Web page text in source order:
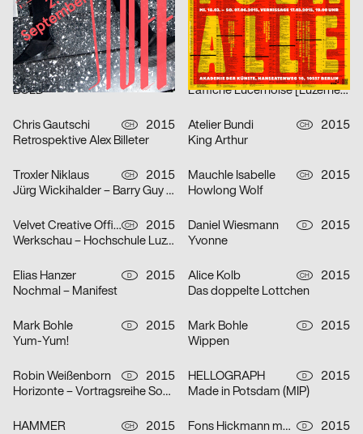
Paula Troxler CH
2015
Jazz Festival Willisau 2015
hesign D
2015
Design x Taipei
Präsens Büro
2015
BOLD
Präsens Büro CH
2015
L’affiche Lucernoise [Luzerner Plakate]
Chris Gautschi CH
2015
Retrospektive Alex Billeter
Atelier Bundi CH
2015
King Arthur
Troxler Niklaus CH
2015
Jürg Wickihalder – Barry Guy – Lucas Niggli
Mauchle Isabelle CH
2015
Howlong Wolf
Velvet Creative Office CH
2015
Werkschau – Hochschule Luzern – Design & Kunst
Daniel Wiesmann D
2015
Yvonne
Elias Hanzer D
2015
Nochmal – Manifest
Alice Kolb CH
2015
Das doppelte Lottchen
Mark Bohle D
2015
Yum-Yum!
Mark Bohle D
2015
Wippen
Robin Weißenborn D
2015
Horizonte – Vortragsreihe Sommersemester 2015
HELLOGRAPH D
2015
Made in Potsdam (MIP)
HAMMER CH
2015
Fons Hickmann m23, Denise J. Reytan D
2015